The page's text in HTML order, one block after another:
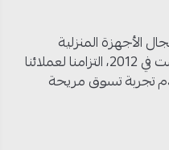
الأجهزة المنزلية
والكهربائية وأنظمة التكييف. تأسست في 2012، التزامنا لعملائنا
تجربة تسوق مريحة